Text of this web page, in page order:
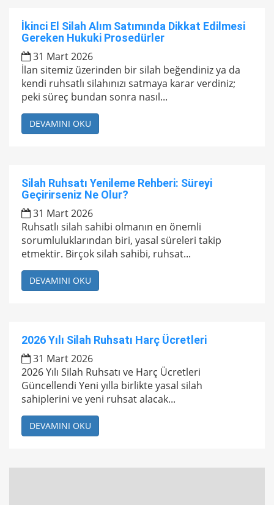
İkinci El Silah Alım Satımında Dikkat Edilmesi
Gereken Hukuki Prosedürler
31 Mart 2026
İlan sitemiz üzerinden bir silah beğendiniz ya da
kendi ruhsatlı silahınızı satmaya karar verdiniz;
peki süreç bundan sonra nasıl...
DEVAMINI OKU
Silah Ruhsatı Yenileme Rehberi: Süreyi
Geçirirseniz Ne Olur?
31 Mart 2026
Ruhsatlı silah sahibi olmanın en önemli
sorumluluklarından biri, yasal süreleri takip
etmektir. Birçok silah sahibi, ruhsat...
DEVAMINI OKU
2026 Yılı Silah Ruhsatı Harç Ücretleri
31 Mart 2026
2026 Yılı Silah Ruhsatı ve Harç Ücretleri
Güncellendi Yeni yılla birlikte yasal silah
sahiplerini ve yeni ruhsat alacak...
DEVAMINI OKU